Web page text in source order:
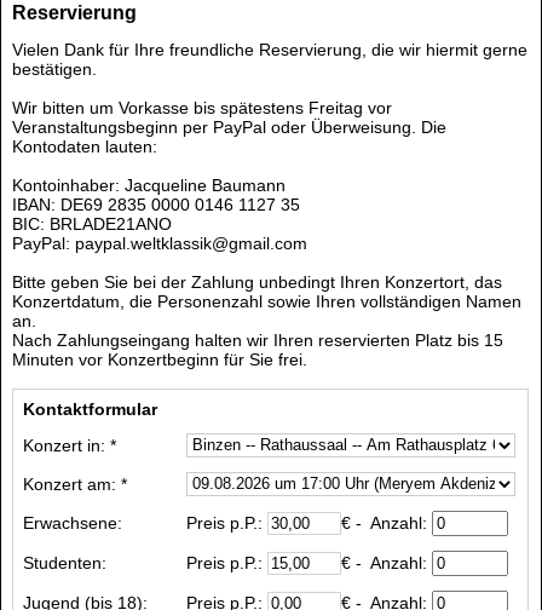
Reservierung
Vielen Dank für Ihre freundliche Reservierung, die wir hiermit gerne
bestätigen.
Wir bitten um Vorkasse bis spätestens Freitag vor
Veranstaltungsbeginn per PayPal oder Überweisung. Die
Kontodaten lauten:
Kontoinhaber: Jacqueline Baumann
IBAN: DE69 2835 0000 0146 1127 35
BIC: BRLADE21ANO
PayPal: paypal.weltklassik@gmail.com
Bitte geben Sie bei der Zahlung unbedingt Ihren Konzertort, das
Konzertdatum, die Personenzahl sowie Ihren vollständigen Namen
an.
Nach Zahlungseingang halten wir Ihren reservierten Platz bis 15
Minuten vor Konzertbeginn für Sie frei.
Kontaktformular
Konzert in: *
Konzert am: *
Erwachsene:
Preis p.P.: € - Anzahl:
Studenten: Preis p.P.: € - Anzahl:
Jugend (bis 18): Preis p.P.: € - Anzahl: